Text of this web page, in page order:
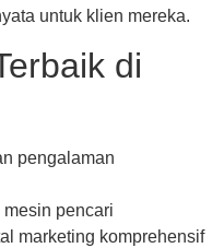
untuk klien mereka.
di
pengalaman
pencari
marketing komprehensif